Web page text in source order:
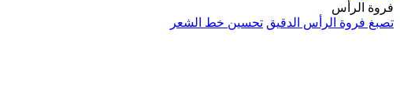
فروة الرأس
تصبغ فروة الرأس الدقيق تحسين خط الشعر